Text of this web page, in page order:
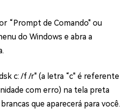
“Prompt de Comando" ou
do Windows e abra a
c: /f /r" (a letra “c" é referente
com erro) na tela preta
que aparecerá para você.